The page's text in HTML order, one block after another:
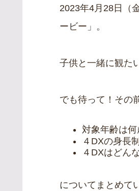
2023年4月28日（
ービー」。
子供と一緒に観た
でも待って！その
対象年齢は何
４DXの身長
４DXはどん
についてまとめて